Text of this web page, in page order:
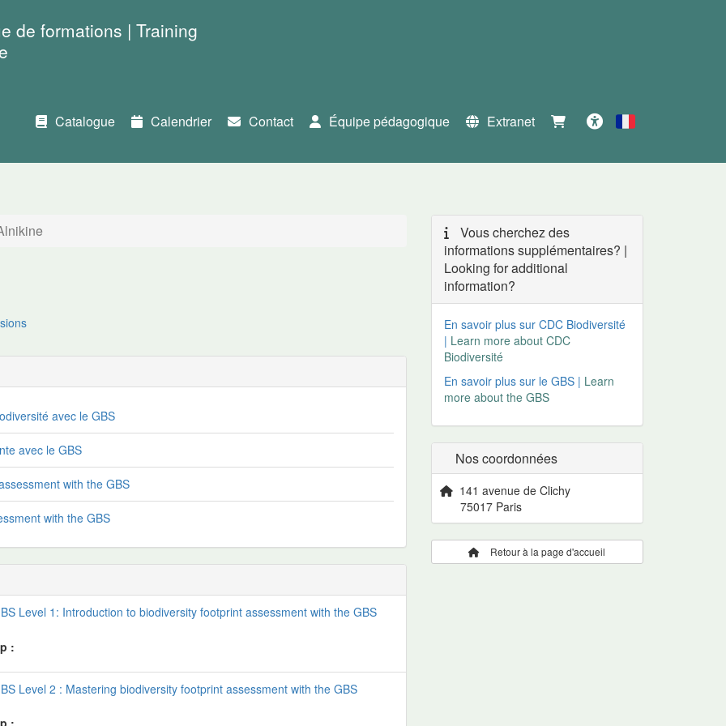
de formations | Training
Catalogue Calendrier Contact Équipe pédagogique
Extranet
Français
avec le GBS
avec le GBS
with the GBS
with the GBS
Level 1: Introduction to biodiversity footprint assessment with the GBS
:
Level 2 : Mastering biodiversity footprint assessment with the GBS
:
Vous cherchez des
informations supplémentaires? |
Looking for additional
information?
En savoir plus sur CDC Biodiversité
| Learn more about CDC
Biodiversité
En savoir plus sur le GBS | Learn
more about the GBS
Nos coordonnées
141 avenue de Clichy
75017 Paris
Retour à la page d'accueil